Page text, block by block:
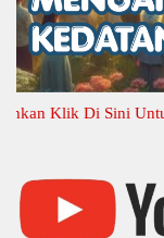
Klik Di Sini Untuk